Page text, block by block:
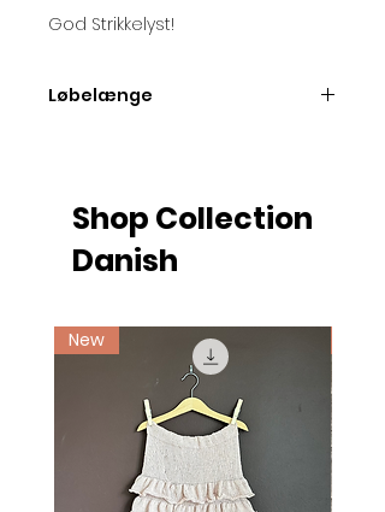
God Strikkelyst!
Løbelænge
Shop Collection
Danish
New